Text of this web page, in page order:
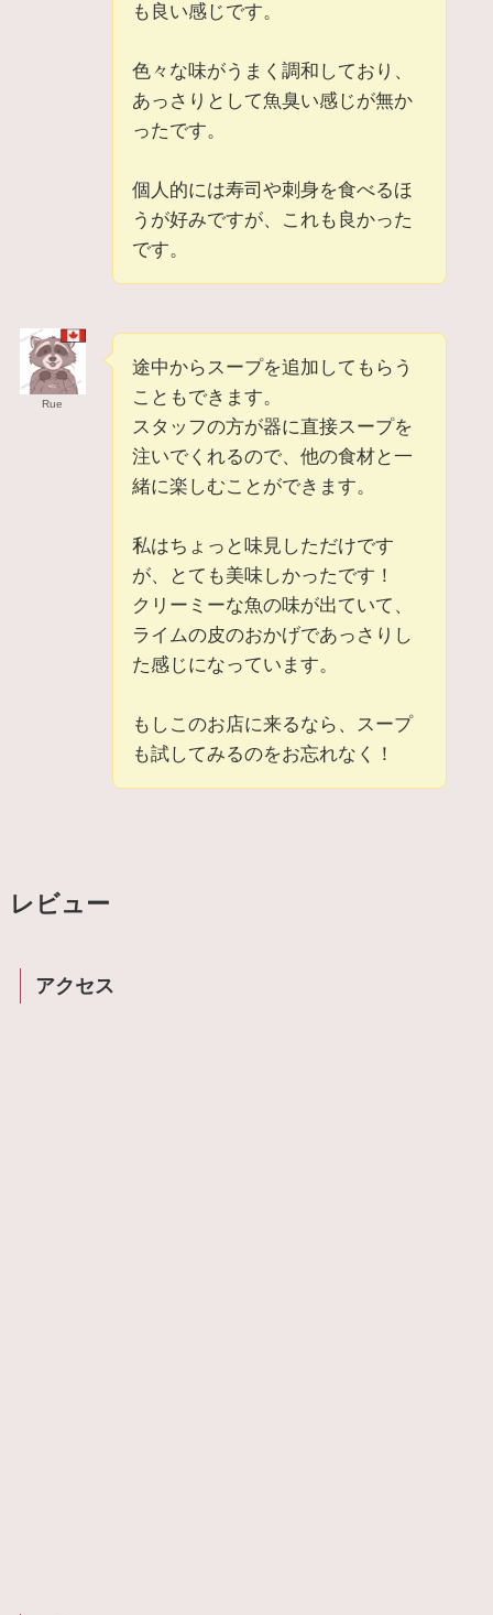
も良い感じです。
色々な味がうまく調和しており、
あっさりとして魚臭い感じが無か
ったです。
個人的には寿司や刺身を食べるほ
うが好みですが、これも良かった
です。
Rue
途中からスープを追加してもらう
こともできます。
スタッフの方が器に直接スープを
注いでくれるので、他の食材と一
緒に楽しむことができます。
私はちょっと味見しただけです
が、とても美味しかったです！
クリーミーな魚の味が出ていて、
ライムの皮のおかげであっさりし
た感じになっています。
もしこのお店に来るなら、スープ
も試してみるのをお忘れなく！
レビュー
アクセス